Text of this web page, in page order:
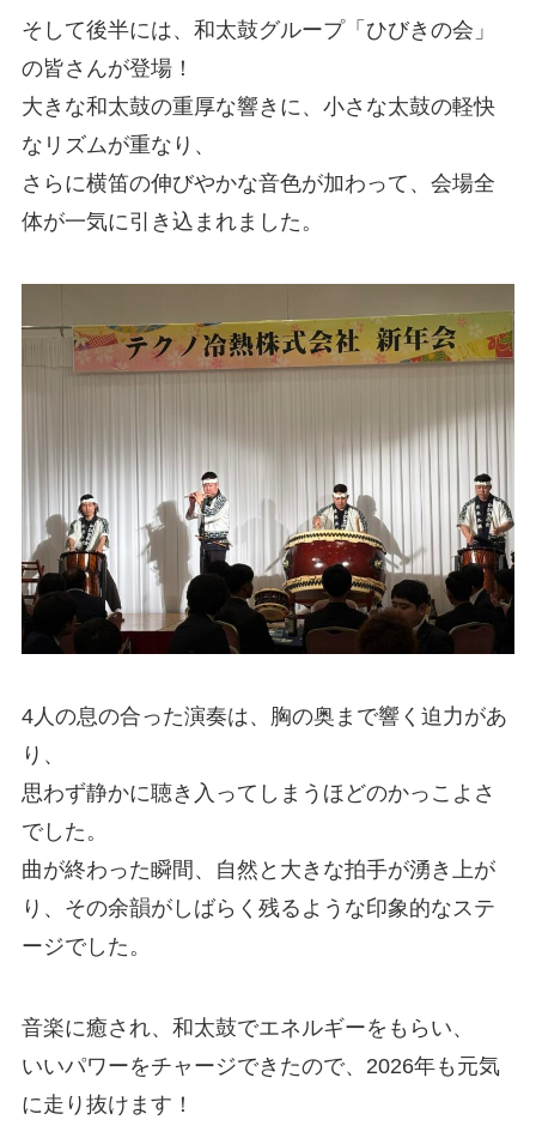
そして後半には、和太鼓グループ「ひびきの会」
の皆さんが登場！
大きな和太鼓の重厚な響きに、小さな太鼓の軽快
なリズムが重なり、
さらに横笛の伸びやかな音色が加わって、会場全
体が一気に引き込まれました。
4人の息の合った演奏は、胸の奥まで響く迫力があ
り、
思わず静かに聴き入ってしまうほどのかっこよさ
でした。
曲が終わった瞬間、自然と大きな拍手が湧き上が
り、その余韻がしばらく残るような印象的なステ
ージでした。
音楽に癒され、和太鼓でエネルギーをもらい、
いいパワーをチャージできたので、2026年も元気
に走り抜けます！